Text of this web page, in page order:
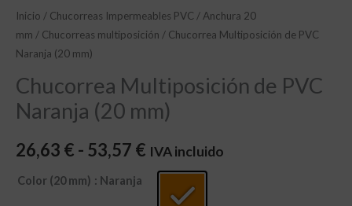
Inicio / Chucorreas Impermeables PVC / Anchura 20
mm / Chucorreas multiposición / Chucorrea Multiposición de PVC
Naranja (20 mm)
Chucorrea Multiposición de PVC
Naranja (20 mm)
26,63 € - 53,57 € IVA incluido
Color (20 mm) : Naranja